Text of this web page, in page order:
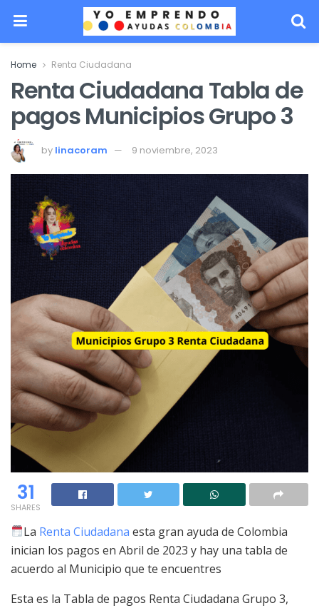
Home Renta Ciudadana
Renta Ciudadana Tabla de
pagos Municipios Grupo 3
by linacoram 9 noviembre, 2023
31
SHARES
La Renta Ciudadana esta gran ayuda de Colombia
inician los pagos en Abril de 2023 y hay una tabla de
acuerdo al Municipio que te encuentres
Esta es la Tabla de pagos Renta Ciudadana Grupo 3,